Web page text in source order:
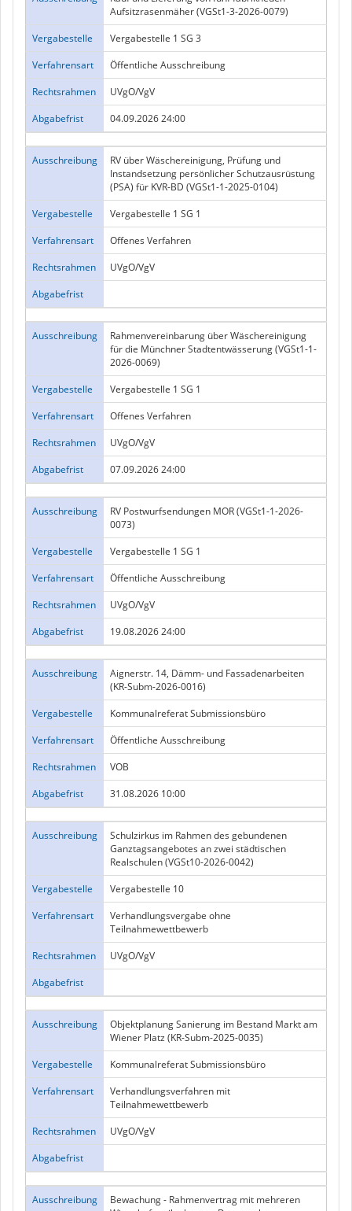
Aufsitzrasenmäher (VGSt1-3-2026-0079)
Vergabestelle
Vergabestelle 1 SG 3
Verfahrensart
Öffentliche Ausschreibung
Rechtsrahmen
UVgO/VgV
Abgabefrist
04.09.2026 24:00
Ausschreibung
RV über Wäschereinigung, Prüfung und
Instandsetzung persönlicher Schutzausrüstung
(PSA) für KVR-BD (VGSt1-1-2025-0104)
Vergabestelle
Vergabestelle 1 SG 1
Verfahrensart
Offenes Verfahren
Rechtsrahmen
UVgO/VgV
Abgabefrist
Ausschreibung
Rahmenvereinbarung über Wäschereinigung
für die Münchner Stadtentwässerung (VGSt1-1-
2026-0069)
Vergabestelle
Vergabestelle 1 SG 1
Verfahrensart
Offenes Verfahren
Rechtsrahmen
UVgO/VgV
Abgabefrist
07.09.2026 24:00
Ausschreibung
RV Postwurfsendungen MOR (VGSt1-1-2026-
0073)
Vergabestelle
Vergabestelle 1 SG 1
Verfahrensart
Öffentliche Ausschreibung
Rechtsrahmen
UVgO/VgV
Abgabefrist
19.08.2026 24:00
Ausschreibung
Aignerstr. 14, Dämm- und Fassadenarbeiten
(KR-Subm-2026-0016)
Vergabestelle
Kommunalreferat Submissionsbüro
Verfahrensart
Öffentliche Ausschreibung
Rechtsrahmen
VOB
Abgabefrist
31.08.2026 10:00
Ausschreibung
Schulzirkus im Rahmen des gebundenen
Ganztagsangebotes an zwei städtischen
Realschulen (VGSt10-2026-0042)
Vergabestelle
Vergabestelle 10
Verfahrensart
Verhandlungsvergabe ohne
Teilnahmewettbewerb
Rechtsrahmen
UVgO/VgV
Abgabefrist
Ausschreibung
Objektplanung Sanierung im Bestand Markt am
Wiener Platz (KR-Subm-2025-0035)
Vergabestelle
Kommunalreferat Submissionsbüro
Verfahrensart
Verhandlungsverfahren mit
Teilnahmewettbewerb
Rechtsrahmen
UVgO/VgV
Abgabefrist
Ausschreibung
Bewachung - Rahmenvertrag mit mehreren